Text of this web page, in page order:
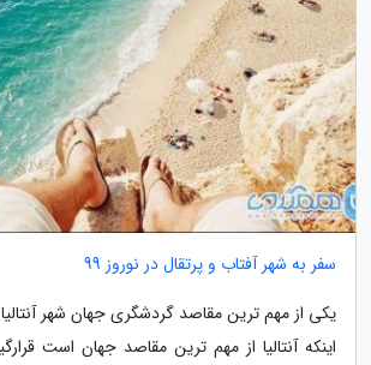
سفر به شهر آفتاب و پرتقال در نوروز 99
یکی از مهم ترین مقاصد گردشگری جهان شهر
اینکه آنتالیا از مهم ترین مقاصد جهان است